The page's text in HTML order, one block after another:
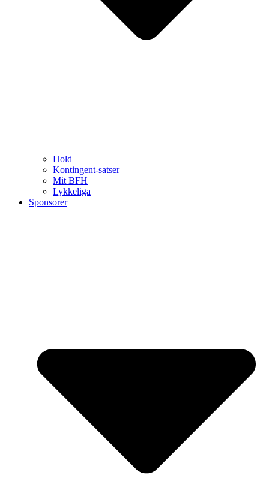
Hold
Kontingent-satser
Mit BFH
Lykkeliga
Sponsorer